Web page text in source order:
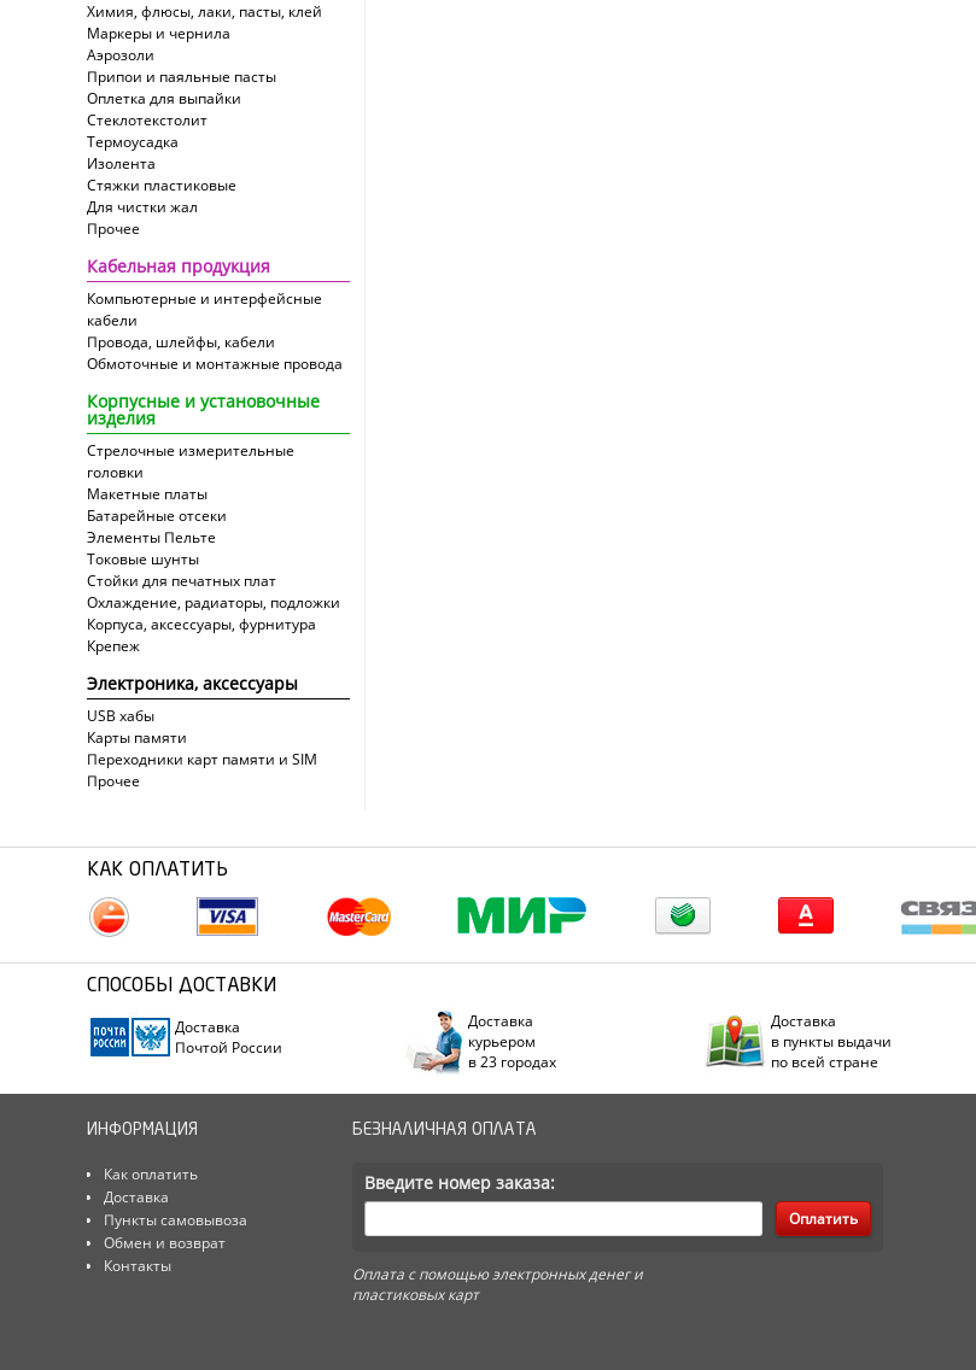
Химия, флюсы, лаки, пасты, клей
Маркеры и чернила
Аэрозоли
Припои и паяльные пасты
Оплетка для выпайки
Cтеклотекстолит
Термоусадка
Изолента
Стяжки пластиковые
Для чистки жал
Прочее
Кабельная продукция
Компьютерные и интерфейсные
кабели
Провода, шлейфы, кабели
Обмоточные и монтажные провода
Корпусные и установочные
изделия
Стрелочные измерительные
головки
Макетные платы
Батарейные отсеки
Элементы Пельте
Токовые шунты
Стойки для печатных плат
Охлаждение, радиаторы, подложки
Корпуса, аксессуары, фурнитура
Крепеж
Электроника, аксессуары
USB хабы
Карты памяти
Переходники карт памяти и SIM
Прочее
КАК ОПЛАТИТЬ
СПОСОБЫ ДОСТАВКИ
Доставка
Почтой России
Доставка
курьером
в 23 городах
Доставка
в пункты выдачи
по всей стране
ИНФОРМАЦИЯ
Как оплатить
Доставка
Пункты самовывоза
Обмен и возврат
Контакты
БЕЗНАЛИЧНАЯ ОПЛАТА
Введите номер заказа:
Оплатить
Оплата с помощью электронных денег и
пластиковых карт